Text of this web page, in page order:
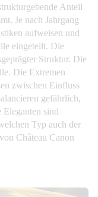
Anteil
Je nach Jahrgang
aufweisen und
eingeteilt. Die
Struktur. Die
Die Extremen
zwischen Einfluss
gefährlich,
Eleganten sind
Typ auch der
Château Canon